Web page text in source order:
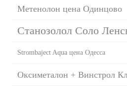
Метенолон цена Одинцово
Станозолол Соло
Strombaject Aqua цена Одесса
Оксиметалон + Винстрол